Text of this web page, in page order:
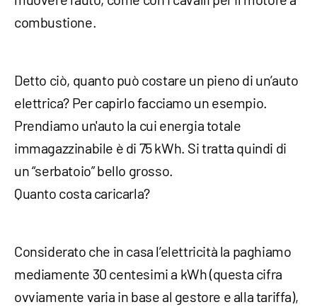
combustione.
Detto ciò, quanto può costare un pieno di un’auto
elettrica? Per capirlo facciamo un esempio.
Prendiamo un'auto la cui energia totale
immagazzinabile è di 75 kWh. Si tratta quindi di
un “serbatoio” bello grosso.
Quanto costa caricarla?
Considerato che in casa l’elettricità la paghiamo
mediamente 30 centesimi a kWh (questa cifra
ovviamente varia in base al gestore e alla tariffa),